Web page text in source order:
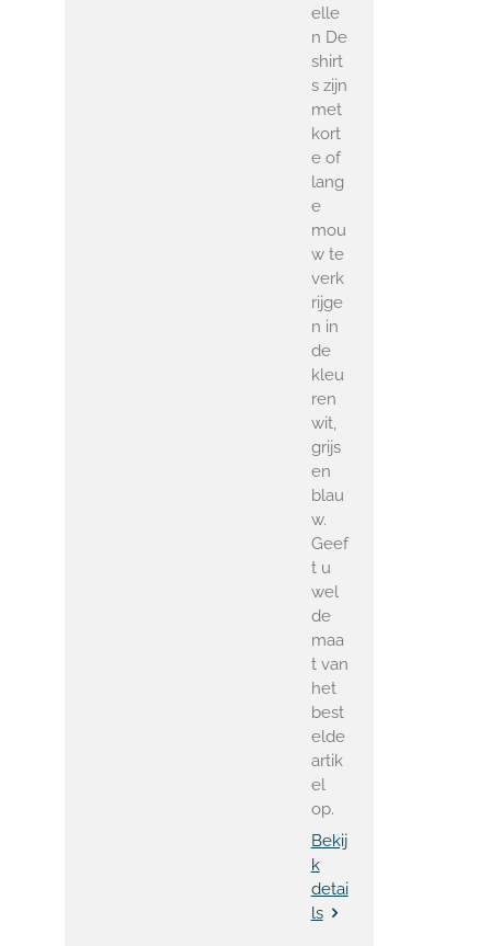
elle
n De
shirt
s zijn
met
kort
e of
lang
e
mou
w te
verk
rijge
n in
de
kleu
ren
wit,
grijs
en
blau
w.
Geef
t u
wel
de
maa
t van
het
best
elde
artik
el
op.
Bekij
k
detai
ls